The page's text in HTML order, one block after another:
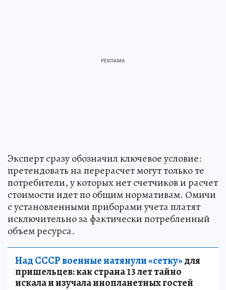
Эксперт сразу обозначил ключевое условие:
претендовать на перерасчет могут только те
потребители, у которых нет счетчиков и расчет
стоимости идет по общим нормативам. Омичи
с установленными приборами учета платят
исключительно за фактически потребленный
объем ресурса.
Над СССР военные натянули «сетку»для
пришельцев: как страна 13 лет тайно
искала и изучала инопланетных гостей